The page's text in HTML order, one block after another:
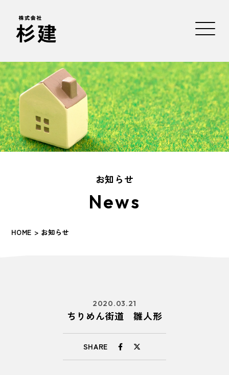
お知らせ
News
HOME > お知らせ
2020.03.21
ちりめん街道 雛人形
SHARE